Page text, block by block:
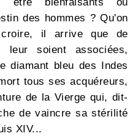
être bienfaisants ou
des hommes ? Qu'on
il arrive que de
leur soient associées,
diamant bleu des Indes
tous ses acquéreurs,
de la Vierge qui, dit-
de vaincre sa stérilité
XIV...